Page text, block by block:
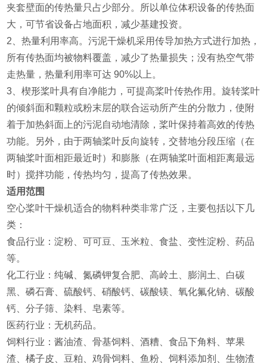
夹套壁面的传热量只占少部分。所以单位体积设备的传热面
大，可节省设备占地面积，减少基建投资。
2、热量利用率高。污泥干燥机采用传导加热方式进行加热，
所有传热面均被物料覆盖，减少了热量损失；没有热空气带
走热量，热量利用率可达 90%以上。
3、楔形桨叶具有自净能力，可提高桨叶传热作用。旋转桨叶
的倾斜面和颗粒或粉末层的联合运动所产生的分散力，使附
着于加热斜面上的污泥自动地清除，桨叶保持着高效的传热
功能。另外，由于两轴桨叶反向旋转，交替地分段压缩（在
两轴桨叶面相距最近时）和膨胀（在两轴桨叶面相距离最远
时）搅拌功能，传热均匀，提高了传热效果。
适用范围
‌空心桨叶干燥机适合的物料种类非常广泛，主要包括以下几
类‌：
‌食品行业‌：淀粉、可可豆、玉米粒、食盐、变性淀粉、药品
等‌。
‌化工行业‌：纯碱、氮磷钾复合肥、高岭土、膨润土、白碳
黑、磷石膏、硫酸钙、硝酸钙、碳酸镁、氧化氟化钠、碳酸
钙、分子筛、染料、皂素等‌。
‌医药行业‌：无机药品‌。
‌饲料行业‌：酱油渣、骨基饲料、酒糟、食品下角料、苹果
渣、橘子皮、豆粕、鸡骨饲料、鱼粉、饲料添加剂、生物渣